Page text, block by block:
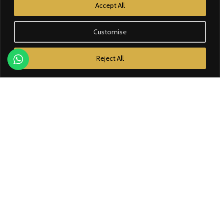
Customise
Reject All
Accept All
Contrôle d'accès
Domotique